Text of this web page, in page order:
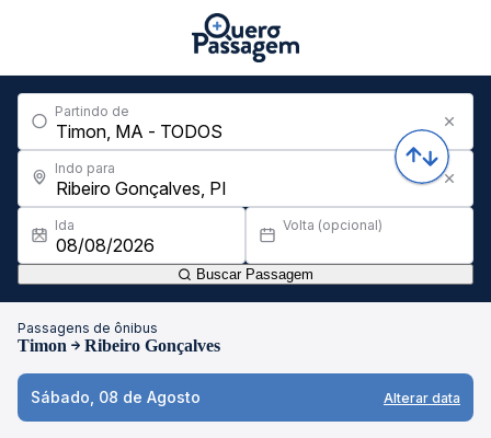
Partindo de
Indo para
Ida Volta (opcional)
Buscar Passagem
Passagens de ônibus
Timon Ribeiro Gonçalves
Sábado, 08 de Agosto Alterar data